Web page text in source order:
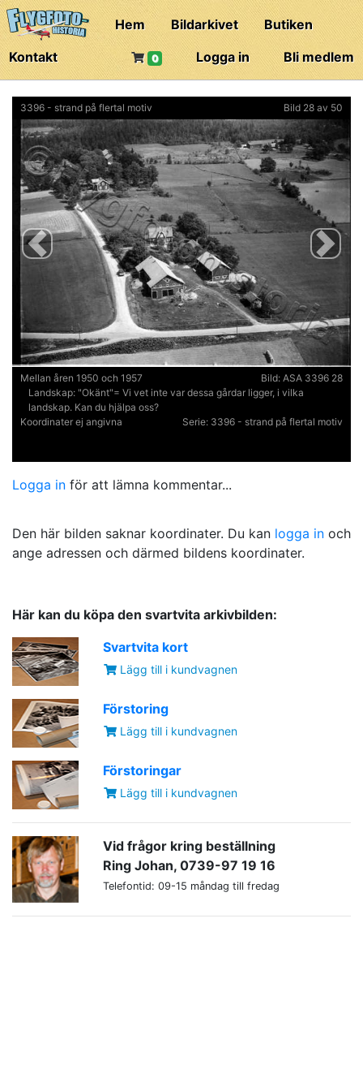
Hem Bildarkivet
Butiken
Kontakt
Bli medlem
Logga in
0
3396 - strand på flertal motiv Bild 28 av 50
Previous Next
Mellan åren 1950 och 1957 Bild: ASA 3396 28
Landskap: "Okänt"= Vi vet inte var dessa gårdar ligger, i vilka
landskap. Kan du hjälpa oss?
Koordinater ej angivna
Serie: 3396 - strand på flertal motiv
Logga in för att lämna kommentar...
Den här bilden saknar koordinater. Du kan logga in och
ange adressen och därmed bildens koordinater.
Här kan du köpa den svartvita arkivbilden:
Svartvita kort
Lägg till i kundvagnen
Förstoring
Lägg till i kundvagnen
Förstoringar
Lägg till i kundvagnen
Vid frågor kring beställning
Ring Johan, 0739-97 19 16
Telefontid: 09-15 måndag till fredag